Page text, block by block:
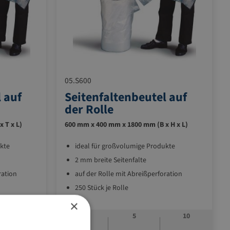
auf
T x L)
05.S600
Seitenfaltenbeutel auf
der Rolle
600 mm x 400 mm x 1800 mm (B x H x L)
ideal für großvolumige Produkte
2 mm breite Seitenfalte
auf der Rolle mit Abreißperforation
250 Stück je Rolle
5 10
×